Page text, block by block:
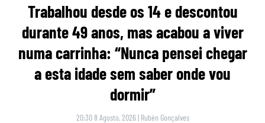
Trabalhou desde os 14 e descontou
durante 49 anos, mas acabou a viver
numa carrinha: “Nunca pensei chegar
a esta idade sem saber onde vou
dormir”
20:30 8 Agosto, 2026 | Rubén Gonçalves